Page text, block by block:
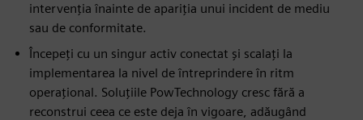
intervenția înainte de apariția unui incident de mediu
sau de conformitate.
Începeți cu un singur activ conectat și scalați la
implementarea la nivel de întreprindere în ritm
operațional. Soluțiile PowTechnology cresc fără a
reconstrui ceea ce este deja în vigoare, adăugând